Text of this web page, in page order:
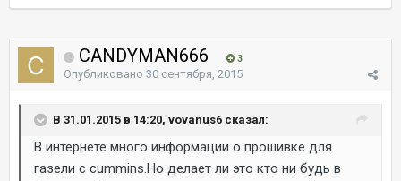
CANDYMAN666 3
Опубликовано 30 сентября, 2015
В 31.01.2015 в 14:20, vovanus6 сказал:
В интернете много информации о прошивке для
газели с cummins.Но делает ли это кто ни будь в